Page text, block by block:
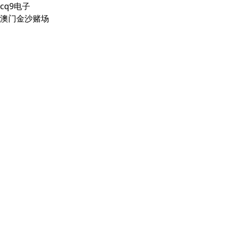
cq9电子
澳门金沙赌场